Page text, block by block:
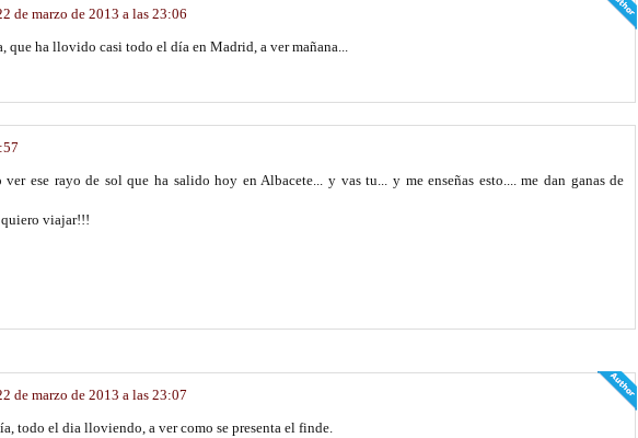
de marzo de 2013 a las 23:06
que ha llovido casi todo el día en Madrid, a ver mañana...
ese rayo de sol que ha salido hoy en Albacete... y vas tu... y me enseñas esto.... me dan ganas de
viajar!!!
de marzo de 2013 a las 23:07
todo el dia lloviendo, a ver como se presenta el finde.